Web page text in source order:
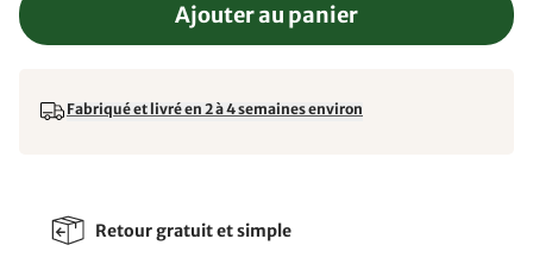
Ajouter au panier
Fabriqué et livré en 2 à 4 semaines environ
Retour gratuit et simple